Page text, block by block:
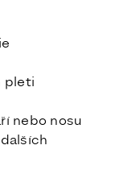
pleti
nebo nosu